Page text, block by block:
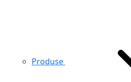
Produse